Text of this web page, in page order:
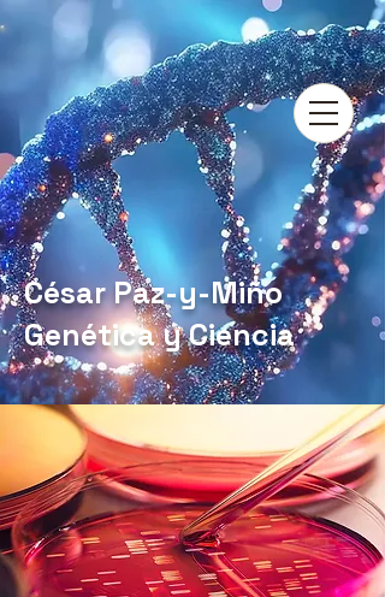
César Paz-y-Miño
Genética y Ciencia